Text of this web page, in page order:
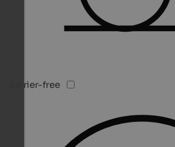
Barrier-free